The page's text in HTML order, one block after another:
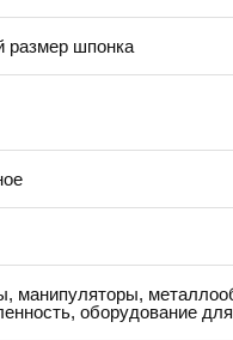
размер шпонка
манипуляторы,
оборудование